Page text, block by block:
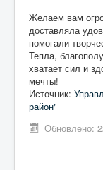
Желаем вам
доставляла
помогали
Тепла,
хватает сил и
мечты!
Источник:
район"
Обновлено: